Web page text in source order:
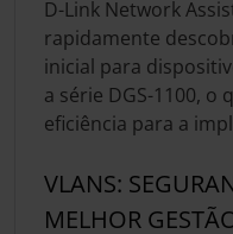
D-Link Network
rapidamente
inicial para
a série DGS-1100,
eficiência para a
VLANS:
MELHOR